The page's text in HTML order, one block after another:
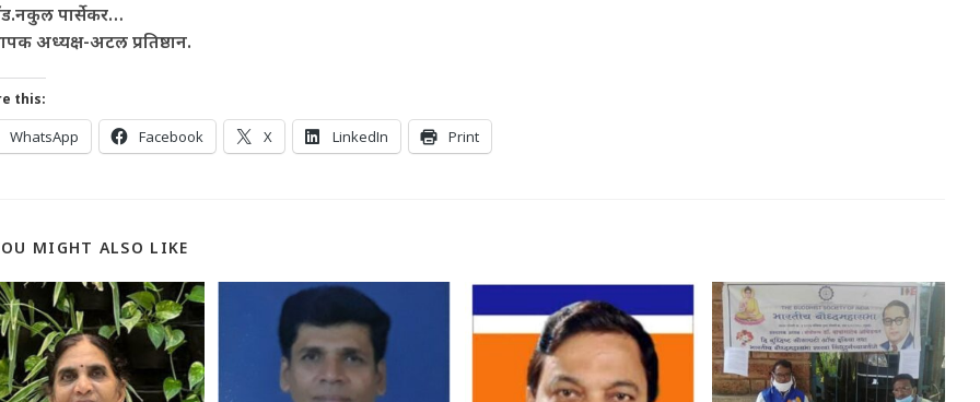
पार्सेकर…
अध्यक्ष-अटल प्रतिष्ठान.
this:
WhatsApp Facebook X LinkedIn Print
MIGHT ALSO LIKE